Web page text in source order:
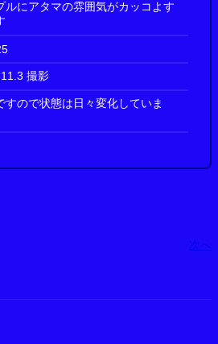
ルにアタマの雰囲気がカッコよす
撮影
すので状態は日々変化していま
次へ